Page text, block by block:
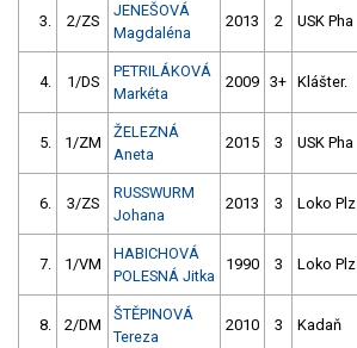
3. 2/ZS
JENEŠOVÁ
Magdaléna
2013 2 USK Pha
4. 1/DS
PETRILÁKOVÁ
Markéta
2009 3+ Klášter.
5. 1/ZM
ŽELEZNÁ
Aneta
2015 3 USK Pha
6. 3/ZS
RUSSWURM
Johana
2013 3 Loko Plz
7. 1/VM
HABICHOVÁ
POLESNÁ Jitka
1990 3 Loko Plz
8. 2/DM
ŠTĚPINOVÁ
Tereza
2010 3 Kadaň